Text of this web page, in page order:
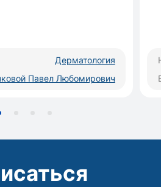
Дерматология
Павел Любомирович